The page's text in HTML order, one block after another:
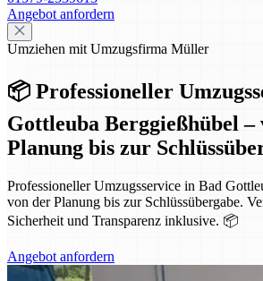
Angebot anfordern
Umziehen mit Umzugsfirma Müller
📦 Professioneller
Gottleuba Berggießhübel –
Planung bis zur
Professioneller Umzugsservice in Bad
von der Planung bis zur Schlüssübergabe.
Sicherheit und Transparenz inklusive. 📦
Angebot anfordern